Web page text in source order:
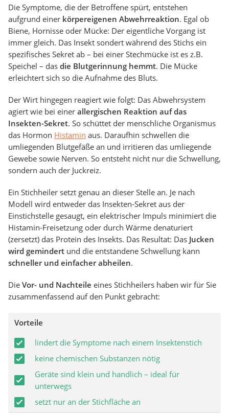
Die Symptome, die der Betroffene spürt, entstehen
aufgrund einer körpereigenen Abwehrreaktion. Egal ob
Biene, Hornisse oder Mücke: Der eigentliche Vorgang ist
immer gleich. Das Insekt sondert während des Stichs ein
spezifisches Sekret ab – bei einer Stechmücke ist es z.B.
Speichel – das die Blutgerinnung hemmt. Die Mücke
erleichtert sich so die Aufnahme des Bluts.
Der Wirt hingegen reagiert wie folgt: Das Abwehrsystem
agiert wie bei einer allergischen Reaktion auf das
Insekten-Sekret. So schüttet der menschliche Organismus
das Hormon Histamin aus. Daraufhin schwellen die
umliegenden Blutgefäße an und irritieren das umliegende
Gewebe sowie Nerven. So entsteht nicht nur die Schwellung,
sondern auch der Juckreiz.
Ein Stichheiler setzt genau an dieser Stelle an. Je nach
Modell wird entweder das Insekten-Sekret aus der
Einstichstelle gesaugt, ein elektrischer Impuls minimiert die
Histamin-Freisetzung oder durch Wärme denaturiert
(zersetzt) das Protein des Insekts. Das Resultat: Das Jucken
wird gemindert und die entstandene Schwellung kann
schneller und einfacher abheilen.
Die Vor- und Nachteile eines Stichheilers haben wir für Sie
zusammenfassend auf den Punkt gebracht:
Vorteile
lindert die Symptome nach einem Insektenstich
keine chemischen Substanzen nötig
Geräte sind klein und handlich – ideal für
unterwegs
setzt nur an der Stichfläche an